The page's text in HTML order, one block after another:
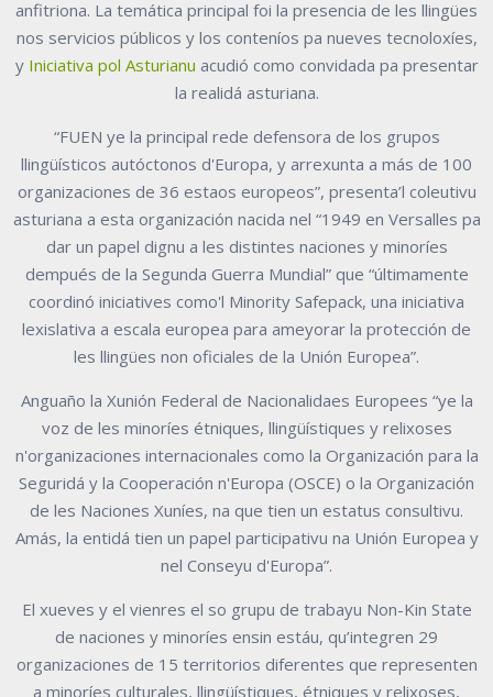
anfitriona. La temática principal foi la presencia de les llingües
nos servicios públicos y los conteníos pa nueves tecnoloxíes,
y Iniciativa pol Asturianu acudió como convidada pa presentar
la realidá asturiana.
“FUEN ye la principal rede defensora de los grupos
llingüísticos autóctonos d'Europa, y arrexunta a más de 100
organizaciones de 36 estaos europeos”, presenta’l coleutivu
asturiana a esta organización nacida nel “1949 en Versalles pa
dar un papel dignu a les distintes naciones y minoríes
dempués de la Segunda Guerra Mundial” que “últimamente
coordinó iniciatives como'l Minority Safepack, una iniciativa
lexislativa a escala europea para ameyorar la protección de
les llingües non oficiales de la Unión Europea”.
Anguaño la Xunión Federal de Nacionalidaes Europees “ye la
voz de les minoríes étniques, llingüístiques y relixoses
n'organizaciones internacionales como la Organización para la
Seguridá y la Cooperación n'Europa (OSCE) o la Organización
de les Naciones Xuníes, na que tien un estatus consultivu.
Amás, la entidá tien un papel participativu na Unión Europea y
nel Conseyu d'Europa”.
El xueves y el vienres el so grupu de trabayu Non-Kin State
de naciones y minoríes ensin estáu, qu’integren 29
organizaciones de 15 territorios diferentes que representen
a minoríes culturales, llingüístiques, étniques y relixoses,